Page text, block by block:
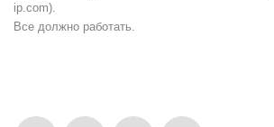
ip.com).
Все должно работать.